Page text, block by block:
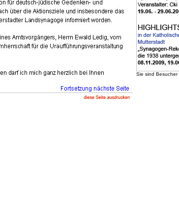
Sie sind Besucher